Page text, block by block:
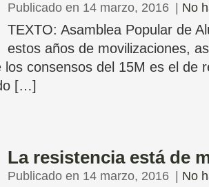
Publicado en 14 marzo, 2016 No
TEXTO: Asamblea Popular de
estos años de movilizaciones,
los consensos del 15M es el de
[…]
La resistencia está de
Publicado en 14 marzo, 2016 No